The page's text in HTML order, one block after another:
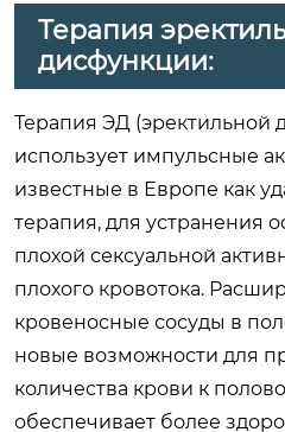
Терапия
дисфункции:
Терапия ЭД (эректильной
использует импульсные
известные в Европе как
терапия, для устранения
плохой сексуальной
плохого кровотока.
кровеносные сосуды в
новые возможности для
количества крови к
обеспечивает более